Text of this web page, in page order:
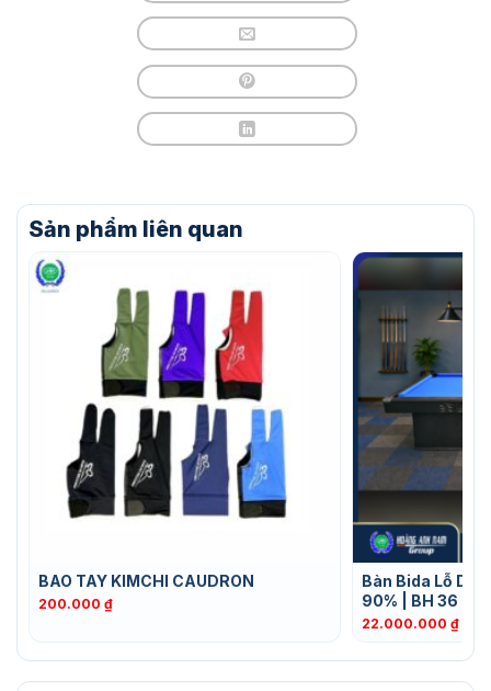
Sản phẩm liên quan
BAO TAY KIMCHI CAUDRON
200.000 ₫
Bàn Bida Lỗ
90% | BH 36
22.000.000₫